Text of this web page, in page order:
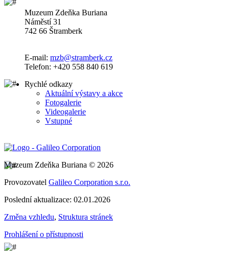
Muzeum Zdeňka Buriana
Náměstí 31
742 66 Štramberk
E-mail: mzb@stramberk.cz
Telefon: +420 558 840 619
Rychlé odkazy
Aktuální výstavy a akce
Fotogalerie
Videogalerie
Vstupné
Muzeum Zdeňka Buriana © 2026
Provozovatel Galileo Corporation s.r.o.
Poslední aktualizace: 02.01.2026
Změna vzhledu, Struktura stránek
Prohlášení o přístupnosti